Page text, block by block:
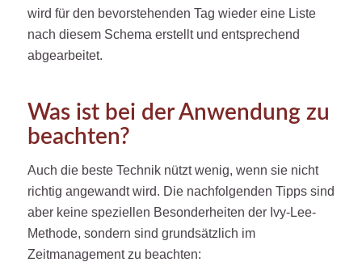
wird für den bevorstehenden Tag wieder eine Liste
nach diesem Schema erstellt und entsprechend
abgearbeitet.
Was ist bei der Anwendung zu
beachten?
Auch die beste Technik nützt wenig, wenn sie nicht
richtig angewandt wird. Die nachfolgenden Tipps sind
aber keine speziellen Besonderheiten der Ivy-Lee-
Methode, sondern sind grundsätzlich im
Zeitmanagement zu beachten: